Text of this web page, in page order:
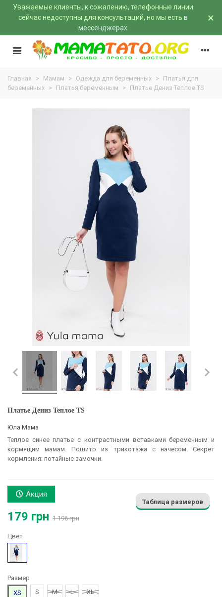
Уважаемые клиенты, к сожалению, телефонные линии
сейчас недоступны для консультаций, но мы есть в
мессенджерах
×
Главная > Мамам > Одежда для беременных > Платья для
беременных > Платья беременным > Платье Дениз Теплое TS
Платье Дениз Теплое TS
Юла Мама
Теплое синее платье с контрастными вставками беременным и
кормящим мамам. Пошито из трикотажа с начесом. Секрет
кормления: потайные замочки.
Акция
179 грн 1 196 грн
Таблица размеров
Цвет
Синий
Размер
XS
S M L XL